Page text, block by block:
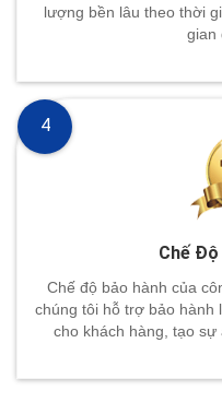
lượng bền lâu theo thời
gian
Chế Độ
Chế độ bảo hành của
chúng tôi hỗ trợ bảo hành
cho khách hàng, tạo sự
4